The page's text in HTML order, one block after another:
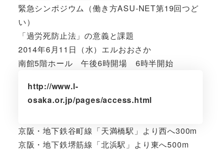
緊急シンポジウム（働き方ASU-NET第19回つど
い）
「過労死防止法」の意義と課題
2014年6月11日（水）エルおおさか
南館5階ホール 午後6時開場 6時半開始
http://www.l-
osaka.or.jp/pages/access.html
京阪・地下鉄谷町線「天満橋駅」より西へ300m
京阪・地下鉄堺筋線「北浜駅」より東へ500m